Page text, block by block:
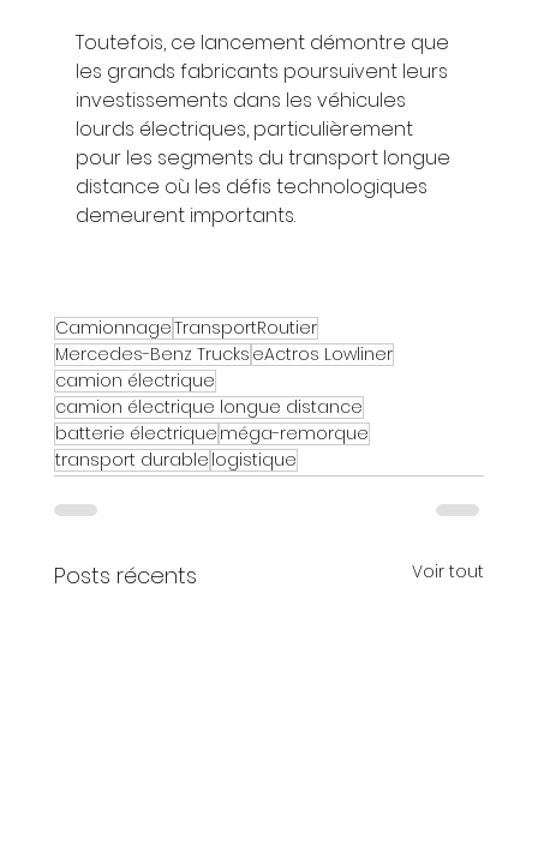
Toutefois, ce lancement démontre que
les grands fabricants poursuivent leurs
investissements dans les véhicules
lourds électriques, particulièrement
pour les segments du transport longue
distance où les défis technologiques
demeurent importants.
CamionnageTransportRoutier
Mercedes-Benz Trucks eActros Lowliner
camion électrique
camion électrique longue distance
batterie électrique méga-remorque
transport durable logistique
Posts récents Voir tout